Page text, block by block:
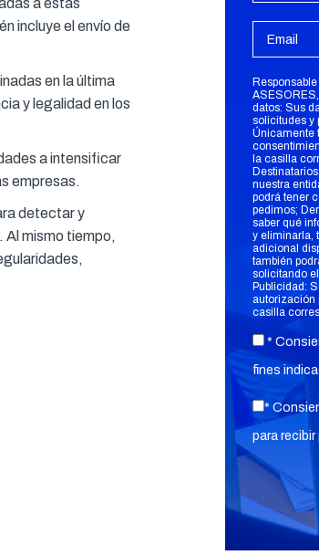
a estas
incluye el envío de
en la última
y legalidad en los
a intensificar
empresas.
detectar y
Al mismo tiempo,
datos: Sus
solicitudes y
Únicamente
la casilla
nuestra
podrá tener
pedimos;
saber qué
y eliminarla,
adicional
también
solicitando
Publicidad:
autorización
casilla
*
fines
*
para